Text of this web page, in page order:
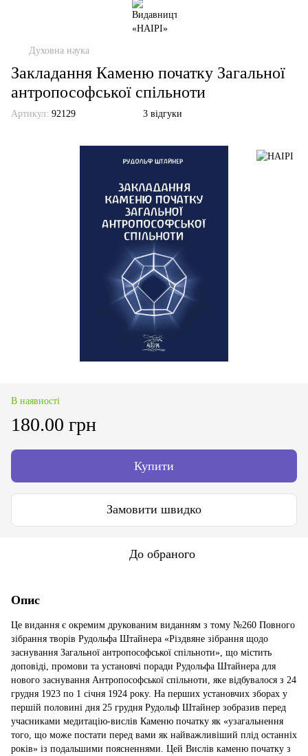
Духовна наука
Закладання Каменю початку Загальної
антропософської спільноти
Артикул: 92129 3 відгуки
В наявності
180.00 грн
Купити
Замовити швидко
До обраного
Опис
Це видання є окремим друкованим виданням з тому №260 Повного
зібрання творів Рудольфа Штайнера «Різдвяне зібрання щодо
заснування Загальної антропософської спільноти», що містить
доповіді, промови та установчі поради Рудольфа Штайнера для
нового заснування Антропософської спільноти, яке відбувалося з 24
грудня 1923 по 1 січня 1924 року. На перших установчих зборах у
першій половині дня 25 грудня Рудольф Штайнер зобразив перед
учасниками медитацію-вислів Каменю початку як «узагальнення
того, що може постати перед вами як найважливіший плід останніх
років» із подальшими поясненнями. Цей Вислів каменю початку з